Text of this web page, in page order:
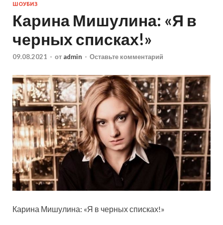
ШОУБИЗ
Карина Мишулина: «Я в
черных списках!»
09.08.2021 - от admin - Оставьте комментарий
Карина Мишулина: «Я в черных списках!»